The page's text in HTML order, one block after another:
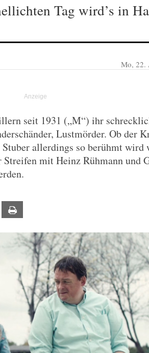
Tag wird’s in
Mo, 22.
seit 1931 („M“) ihr
Lustmörder. Ob der
allerdings so berühmt wird
mit Heinz Rühmann und
Email